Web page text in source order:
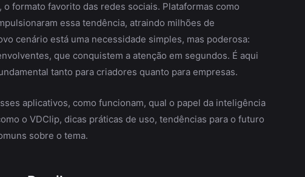
formato favorito das redes sociais. Plataformas como
essa tendência, atraindo milhões de
cenário está uma necessidade simples, mas poderosa:
que conquistem a atenção em segundos. É aqui
tanto para criadores quanto para empresas.
aplicativos, como funcionam, qual o papel da inteligência
o VDClip, dicas práticas de uso, tendências para o futuro
sobre o tema.